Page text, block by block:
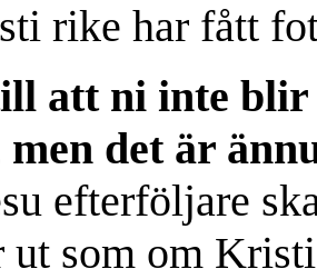
rike har fått
att ni inte blir
men det är
efterföljare
ut som om